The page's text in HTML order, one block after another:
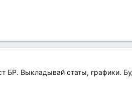
БР. Выкладывай статы, графики.